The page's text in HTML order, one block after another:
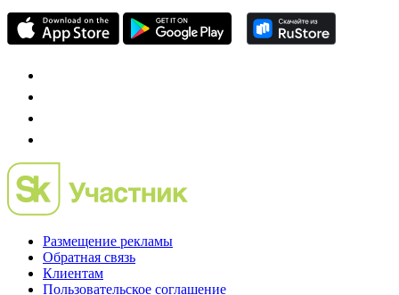
Размещение рекламы
Обратная связь
Клиентам
Пользовательское соглашение